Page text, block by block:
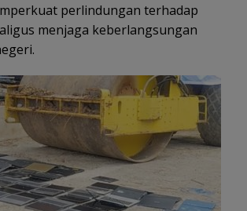
perlindungan terhadap
menjaga keberlangsungan